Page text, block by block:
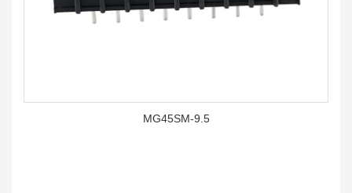
MG45SM-9.5